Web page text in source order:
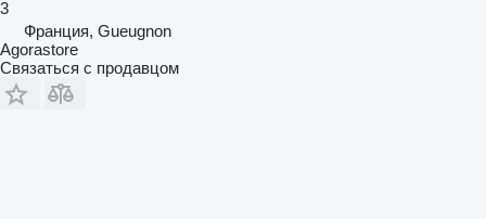
3
Франция, Gueugnon
Agorastore
Связаться с продавцом